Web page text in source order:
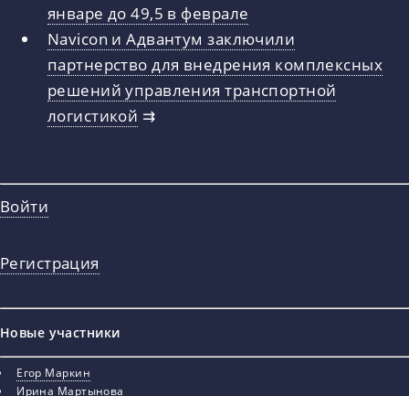
январе до 49,5 в феврале
Navicon и Адвантум заключили
партнерство для внедрения комплексных
решений управления транспортной
логистикой ⇉
Войти
Регистрация
Новые участники
Егор Маркин
Ирина Мартынова